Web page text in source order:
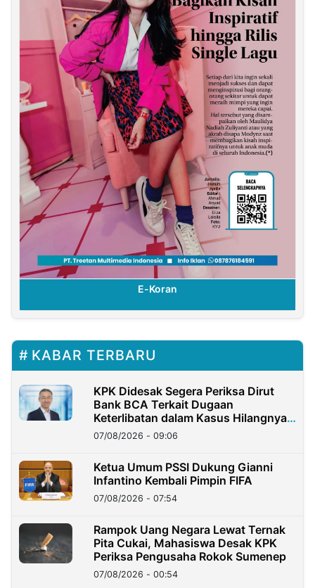
E-Koran
KABAR TERBARU
KPK Didesak Segera Periksa Dirut
Bank BCA Terkait Dugaan
Keterlibatan dalam Kasus Hilangnya
Dana Nasabah Rp2,58 Miliar
07/08/2026 - 09:06
Ketua Umum PSSI Dukung Gianni
Infantino Kembali Pimpin FIFA
07/08/2026 - 07:54
Rampok Uang Negara Lewat Ternak
Pita Cukai, Mahasiswa Desak KPK
Periksa Pengusaha Rokok Sumenep
07/08/2026 - 00:54